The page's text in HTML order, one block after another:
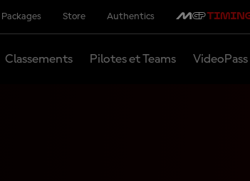
Packages Store Authentics
Classements Pilotes et Teams VideoPass